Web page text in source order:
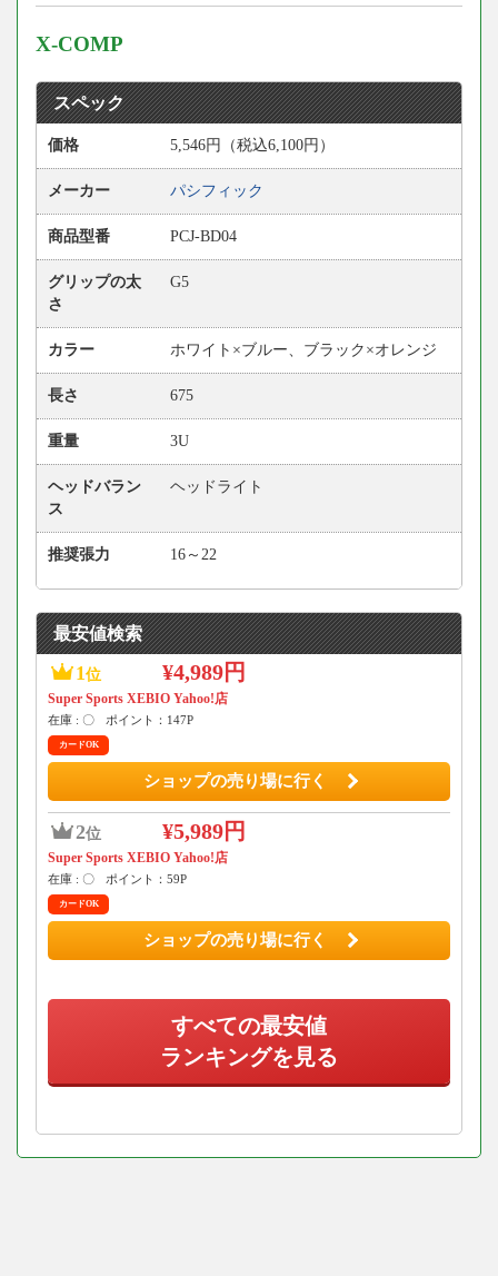
X-COMP
スペック
価格 5,546円（税込6,100円）
メーカー パシフィック
商品型番 PCJ-BD04
グリップの太
さ
G5
カラー ホワイト×ブルー、ブラック×オレンジ
長さ 675
重量 3U
ヘッドバラン
ス
ヘッドライト
推奨張力 16～22
最安値検索
1 位 ¥4,989円
Super Sports XEBIO Yahoo!店
在庫 : 〇 ポイント：147P
カードOK
ショップの売り場に行く
2位 ¥5,989円
Super Sports XEBIO Yahoo!店
在庫 : 〇 ポイント：59P
カードOK
ショップの売り場に行く
すべての最安値
ランキングを見る